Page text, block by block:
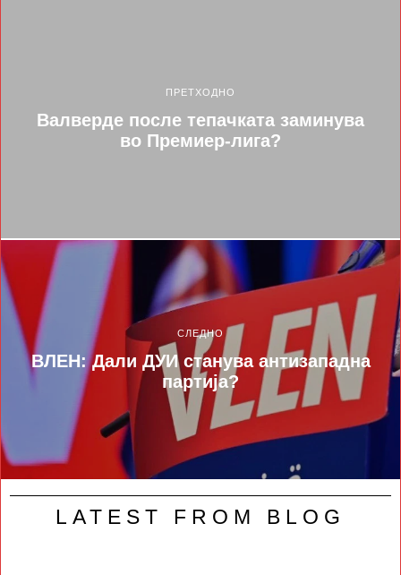
ПРЕТХОДНО
Валверде после тепачката заминува
во Премиер-лига?
СЛЕДНО
ВЛЕН: Дали ДУИ станува антизападна
партија?
LATEST FROM BLOG